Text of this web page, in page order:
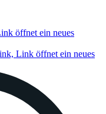
öffnet ein neues
Link öffnet ein neues